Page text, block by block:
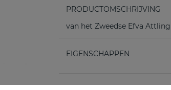
PRODUCTOMSCHRIJVING
van het Zweedse Efva Attling
EIGENSCHAPPEN